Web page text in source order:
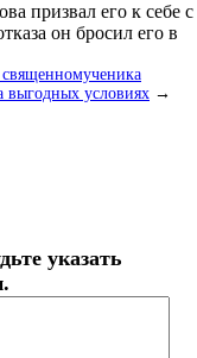
призвал его к себе с
он бросил его в
священномученика
выгодных условиях →
указать